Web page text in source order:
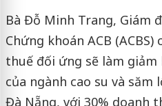
Bà Đỗ Minh Trang, Giám
Chứng khoán ACB
thuế đối ứng sẽ làm
của ngành cao su và săm
Đà Nẵng, với 30% doanh